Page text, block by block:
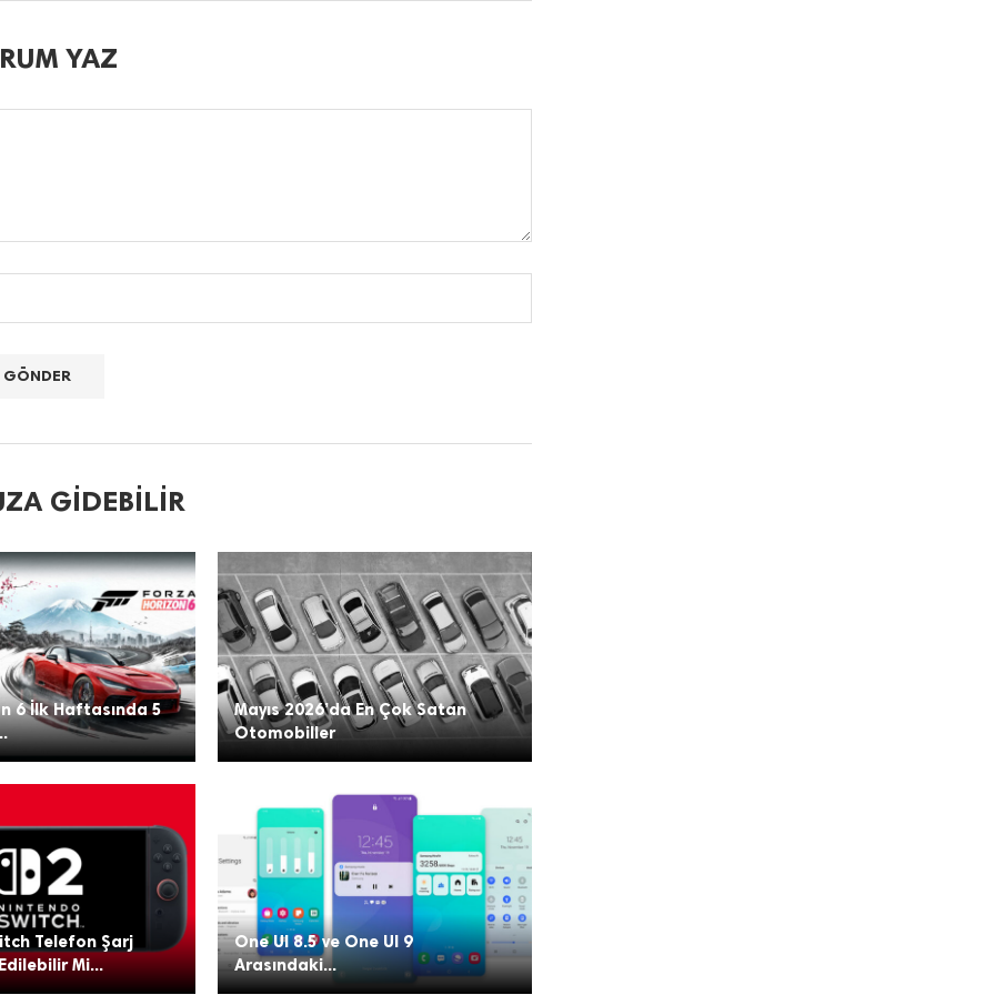
YAZ
GIDEBILIR
6 İlk Haftasında 5
Mayıs 2026’da En Çok Satan
Otomobiller
Telefon Şarj
Mi...
One UI 8.5 ve One UI 9
Arasındaki...